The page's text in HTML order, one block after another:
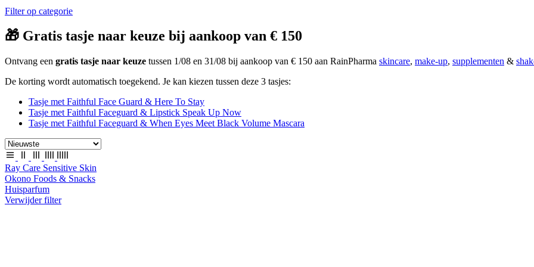
Filter op categorie
🎁 Gratis tasje naar keuze bij aankoop van € 150
Ontvang een gratis tasje naar keuze tussen 1/08 en 31/08 bij aankoop van € 150 aan RainPharma skincare, make-up, supplementen &
De korting wordt automatisch toegekend. Je kan kiezen tussen deze 3 tasjes:
Tasje met Faithful Face Guard & Here To Stay
Tasje met Faithful Faceguard & Lipstick Speak Up Now
Tasje met Faithful Faceguard & When Eyes Meet Black Volume Mascara
Ray Care Sensitive Skin
Okono Foods & Snacks
Huisparfum
Verwijder filter